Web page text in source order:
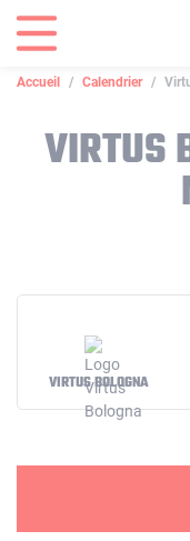
Accueil Calendrier
VIRTUS
VIRTUS BOLOGNA
Panneau de gestion des